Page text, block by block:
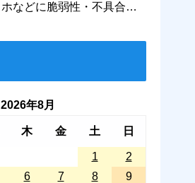
ホなどに脆弱性・不具合の
2026年8月
木 金 土 日
1
2
6 7 8 9